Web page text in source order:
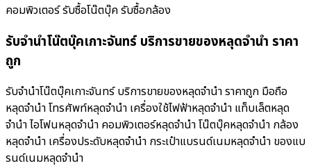
คอมพิวเตอร์ รับซื้อโน๊ตบุ๊ค รับซื้อกล้อง
รับจำนำโน๊ตบุ๊คเกาะจันทร์ บริการขายของหลุดจำนำ ราคา
ถูก
รับจำนำโน๊ตบุ๊คเกาะจันทร์ บริการขายของหลุดจำนำ ราคาถูก มือถือ
หลุดจำนำ โทรศัพท์หลุดจำนำ เครื่องใช้ไฟฟ้าหลุดจำนำ แท็บเล็ตหลุด
จำนำ ไอโฟนหลุดจำนำ คอมพิวเตอร์หลุดจำนำ โน๊ตบุ๊คหลุดจำนำ กล้อง
หลุดจำนำ เครื่องประดับหลุดจำนำ กระเป๋าแบรนด์เนมหลุดจำนำ ของแบ
รนด์เนมหลุดจำนำ